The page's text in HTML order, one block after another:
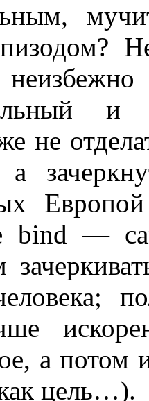
не
а
bind —
а потом
цель…).